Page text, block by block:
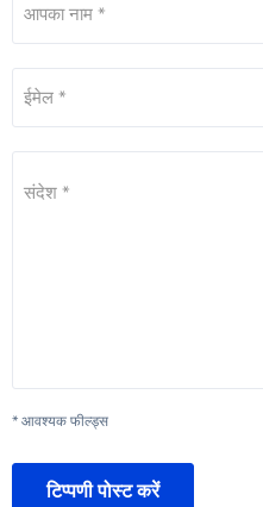
आपका नाम *
ईमेल *
संदेश *
* आवश्यक फील्ड्स
टिप्पणी पोस्ट करें